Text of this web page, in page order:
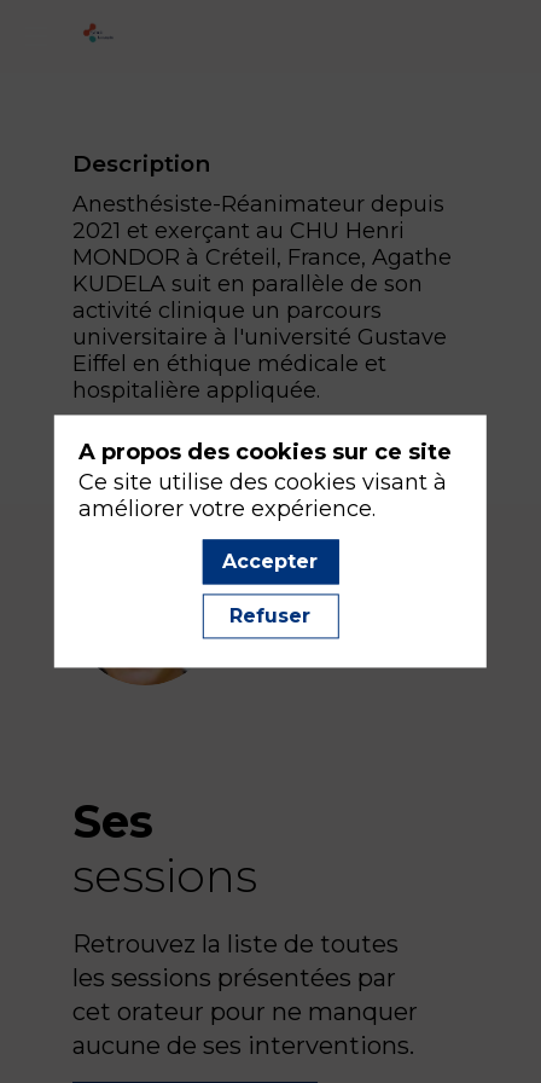
Description
Anesthésiste-Réanimateur depuis
2021 et exerçant au CHU Henri
MONDOR à Créteil, France, Agathe
KUDELA suit en parallèle de son
activité clinique un parcours
universitaire à l'université Gustave
Eiffel en éthique médicale et
hospitalière appliquée.
Agathe
Ses
sessions
Retrouvez la liste de toutes
les sessions présentées par
cet orateur pour ne manquer
aucune de ses interventions.
A propos des cookies sur ce site
Ce site utilise des cookies visant à
améliorer votre expérience.
Accepter
Refuser